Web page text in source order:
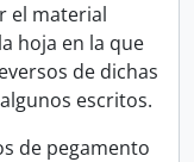
el material
hoja en la que
de dichas
escritos.
de pegamento